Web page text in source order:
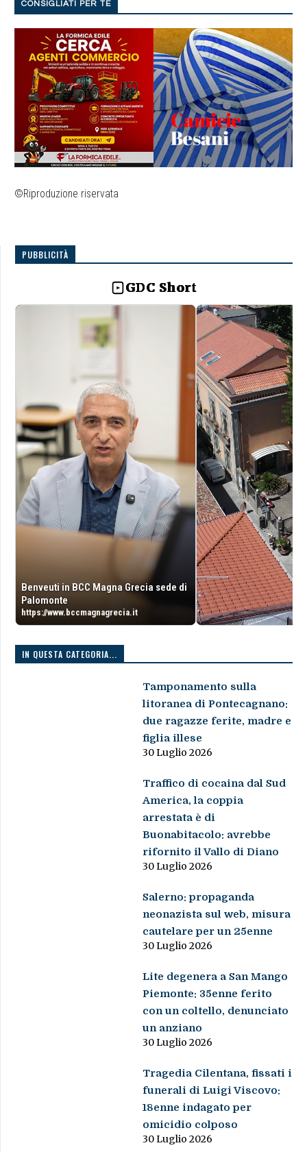
CONSIGLIATI PER TE
©Riproduzione riservata
PUBBLICITÀ
GDC Short
Benveuti in BCC Magna Grecia sede di
Palomonte
https://www.bccmagnagrecia.it
IN QUESTA CATEGORIA...
Tamponamento sulla
litoranea di Pontecagnano:
due ragazze ferite, madre e
figlia illese
30 Luglio 2026
Traffico di cocaina dal Sud
America, la coppia
arrestata è di
Buonabitacolo: avrebbe
rifornito il Vallo di Diano
30 Luglio 2026
Salerno: propaganda
neonazista sul web, misura
cautelare per un 25enne
30 Luglio 2026
Lite degenera a San Mango
Piemonte: 35enne ferito
con un coltello, denunciato
un anziano
30 Luglio 2026
Tragedia Cilentana, fissati i
funerali di Luigi Viscovo:
18enne indagato per
omicidio colposo
30 Luglio 2026